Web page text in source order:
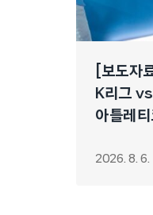
[보도자
K리그
아틀레
2026. 8. 6.